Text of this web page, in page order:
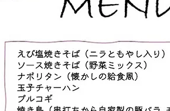
単スパーリン